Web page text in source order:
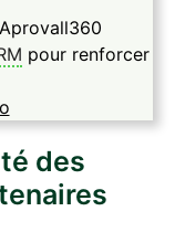
pour renforcer
des